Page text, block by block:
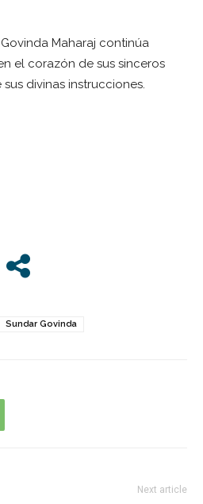
Maharaj continúa
el corazón de sus sinceros
divinas instrucciones.
Sundar Govinda
Next article